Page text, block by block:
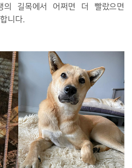
의 길목에서 어쩌면 더 빨랐으면
니다.